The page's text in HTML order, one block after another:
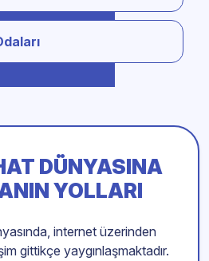
DÜNYASINA
YOLLARI
internet üzerinden
gittikçe yaygınlaşmaktadır.